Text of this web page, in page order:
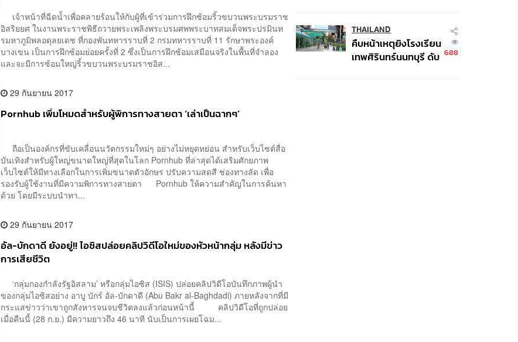
เจ้าหน้าที่ฉีดน้ำเพื่อคลายร้อนให้กับผู้ที่เข้าร่วมการฝึกซ้อมริ้วขบวนพระบรมราช
อิสริยยศ ในงานพระราชพิธีถวายพระเพลิงพระบรมศพพระบาทสมเด็จพระปรมินท
รมหาภูมิพลอดุลยเดช ที่กองพันทหารราบที่ 2 กรมทหารราบที่ 11 รักษาพระองค์
บางเขน เป็นการฝึกซ้อมย่อยครั้งที่ 2 ซึ่งเป็นการฝึกซ้อมเสมือนจริงในพื้นที่จำลอง
และจะมีการซ้อมใหญ่ริ้วขบวนพระบรมราชอิส...
29 กันยายน 2017
Pornhub เพิ่มโหมดสำหรับผู้พิการทางสายตา ‘เล่าเป็นฉากๆ’
ถือเป็นองค์กรที่ขับเคลื่อนนวัตกรรมใหม่ๆ อย่างไม่หยุดหย่อน สำหรับเว็บไซต์สื่อ
บันเทิงสำหรับผู้ใหญ่ขนาดใหญ่ที่สุดในโลก Pornhub ที่ล่าสุดได้เสริมศักยภาพ
เว็บไซต์ให้มีทางเลือกในการเพิ่มขนาดตัวอักษร ปรับความสดสี ช่องทางลัด เพื่อ
รองรับผู้ใช้งานที่มีความพิการทางสายตา Pornhub ให้ความสำคัญในการค้นหา
ด้วย โดยมีระบบนำทา...
29 กันยายน 2017
อัล-บักดาดี ยังอยู่!! ไอซิสปล่อยคลิปวิดีโอใหม่ของหัวหน้ากลุ่ม หลังมีข่าว
การเสียชีวิต
‘กลุ่มกองกำลังรัฐอิสลาม’ หรือกลุ่มไอซิส (ISIS) ปล่อยคลิปวิดีโอบันทึกภาพผู้นำ
ของกลุ่มไอซิสอย่าง อาบู บักร์ อัล-บักดาดี (Abu Bakr al-Baghdadi) ภายหลังจากที่มี
กระแสข่าวว่าเขาถูกสังหารจนจบชีวิตลงแล้วก่อนหน้านี้ คลิปวิดีโอที่ถูกปล่อย
เมื่อคืนนี้ (28 ก.ย.) มีความยาวถึง 46 นาที นับเป็นการเผยโฉม...
THAILAND
คืบหน้าเหตุยิงโรงเรียน
เทพศิรินทร์นนทบุรี ดับ 688